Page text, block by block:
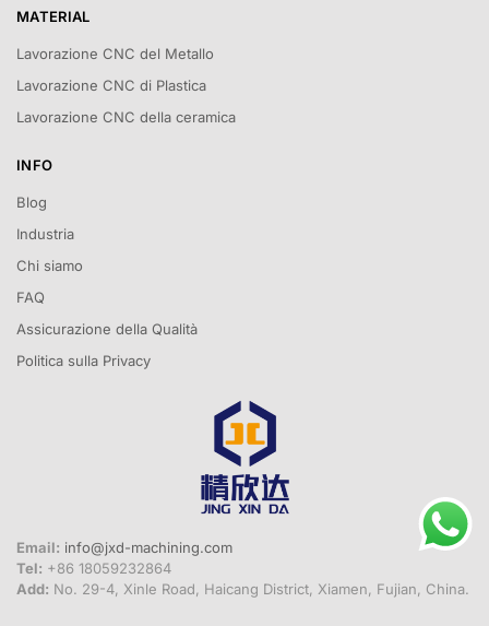
MATERIAL
Lavorazione CNC del Metallo
Lavorazione CNC di Plastica
Lavorazione CNC della ceramica
INFO
Blog
Industria
Chi siamo
FAQ
Assicurazione della Qualità
Politica sulla Privacy
Email: info@jxd-machining.com
Tel: +86 18059232864
Add: No. 29-4, Xinle Road, Haicang District, Xiamen, Fujian, China.